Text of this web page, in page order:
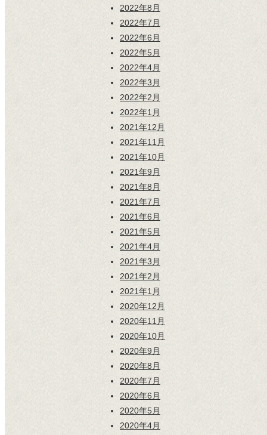
2022年8月
2022年7月
2022年6月
2022年5月
2022年4月
2022年3月
2022年2月
2022年1月
2021年12月
2021年11月
2021年10月
2021年9月
2021年8月
2021年7月
2021年6月
2021年5月
2021年4月
2021年3月
2021年2月
2021年1月
2020年12月
2020年11月
2020年10月
2020年9月
2020年8月
2020年7月
2020年6月
2020年5月
2020年4月